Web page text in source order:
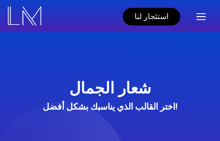
استئجار لنا
شعار الجمال
اختر القالب الذي يناسبك بشكل أفضل!